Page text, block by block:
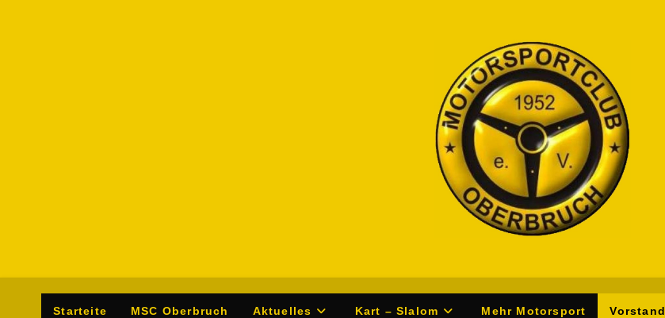
Starteite MSC Oberbruch Aktuelles Kart – Slalom Mehr Motorsport Vorstand